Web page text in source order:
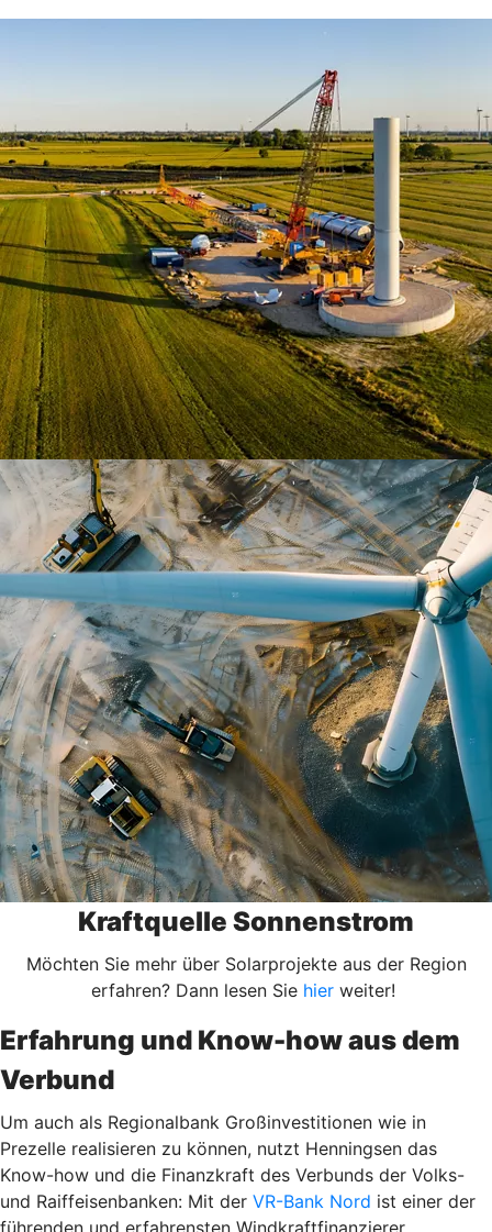
Kraftquelle Sonnenstrom
Möchten Sie mehr über Solarprojekte aus der Region
erfahren? Dann lesen Sie hier weiter!
Erfahrung und Know-how aus dem
Verbund
Um auch als Regionalbank Großinvestitionen wie in
Prezelle realisieren zu können, nutzt Henningsen das
Know-how und die Finanzkraft des Verbunds der Volks-
und Raiffeisenbanken: Mit der VR-Bank Nord ist einer der
führenden und erfahrensten Windkraftfinanzierer